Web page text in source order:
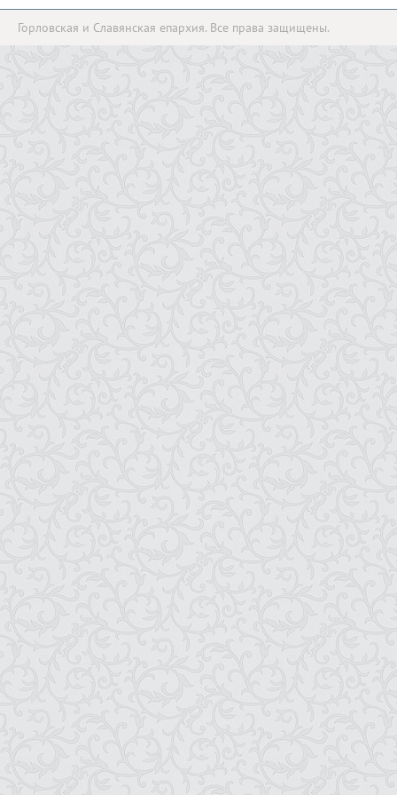
Горловская и Славянская епархия. Все права защищены.